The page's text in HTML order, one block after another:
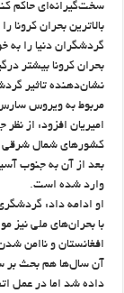
گردشگران دنیا را به
بحران کرونا بیشتر
نشان‌دهنده تاثیر
مربوط به ویروس
امیریان افزود: از
کشورهای شمال شرقی
بعد از آن به جنوب
وارد شده است.
او ادامه داد:
افغانستان و ناامن
آن سال‌ها هم بحث بر